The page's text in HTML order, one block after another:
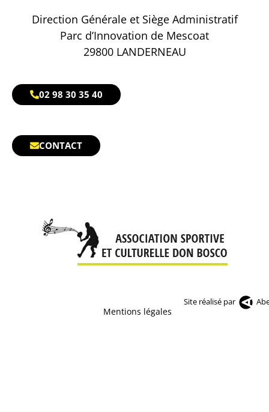
Direction Générale et Siège Administratif
Parc d’Innovation de Mescoat
29800 LANDERNEAU
02 98 30 35 40
CONTACT
Mentions légales
Site réalisé par